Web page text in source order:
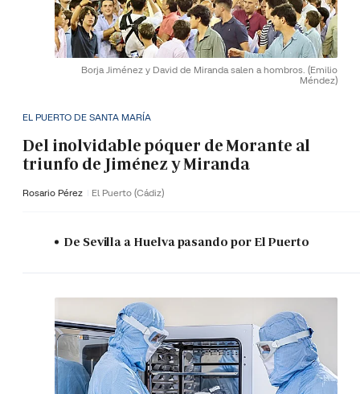
Borja Jiménez y David de Miranda salen a hombros. (Emilio
Méndez)
EL PUERTO DE SANTA MARÍA
Del inolvidable póquer de Morante al
triunfo de Jiménez y Miranda
Rosario Pérez El Puerto (Cádiz)
De Sevilla a Huelva pasando por El Puerto